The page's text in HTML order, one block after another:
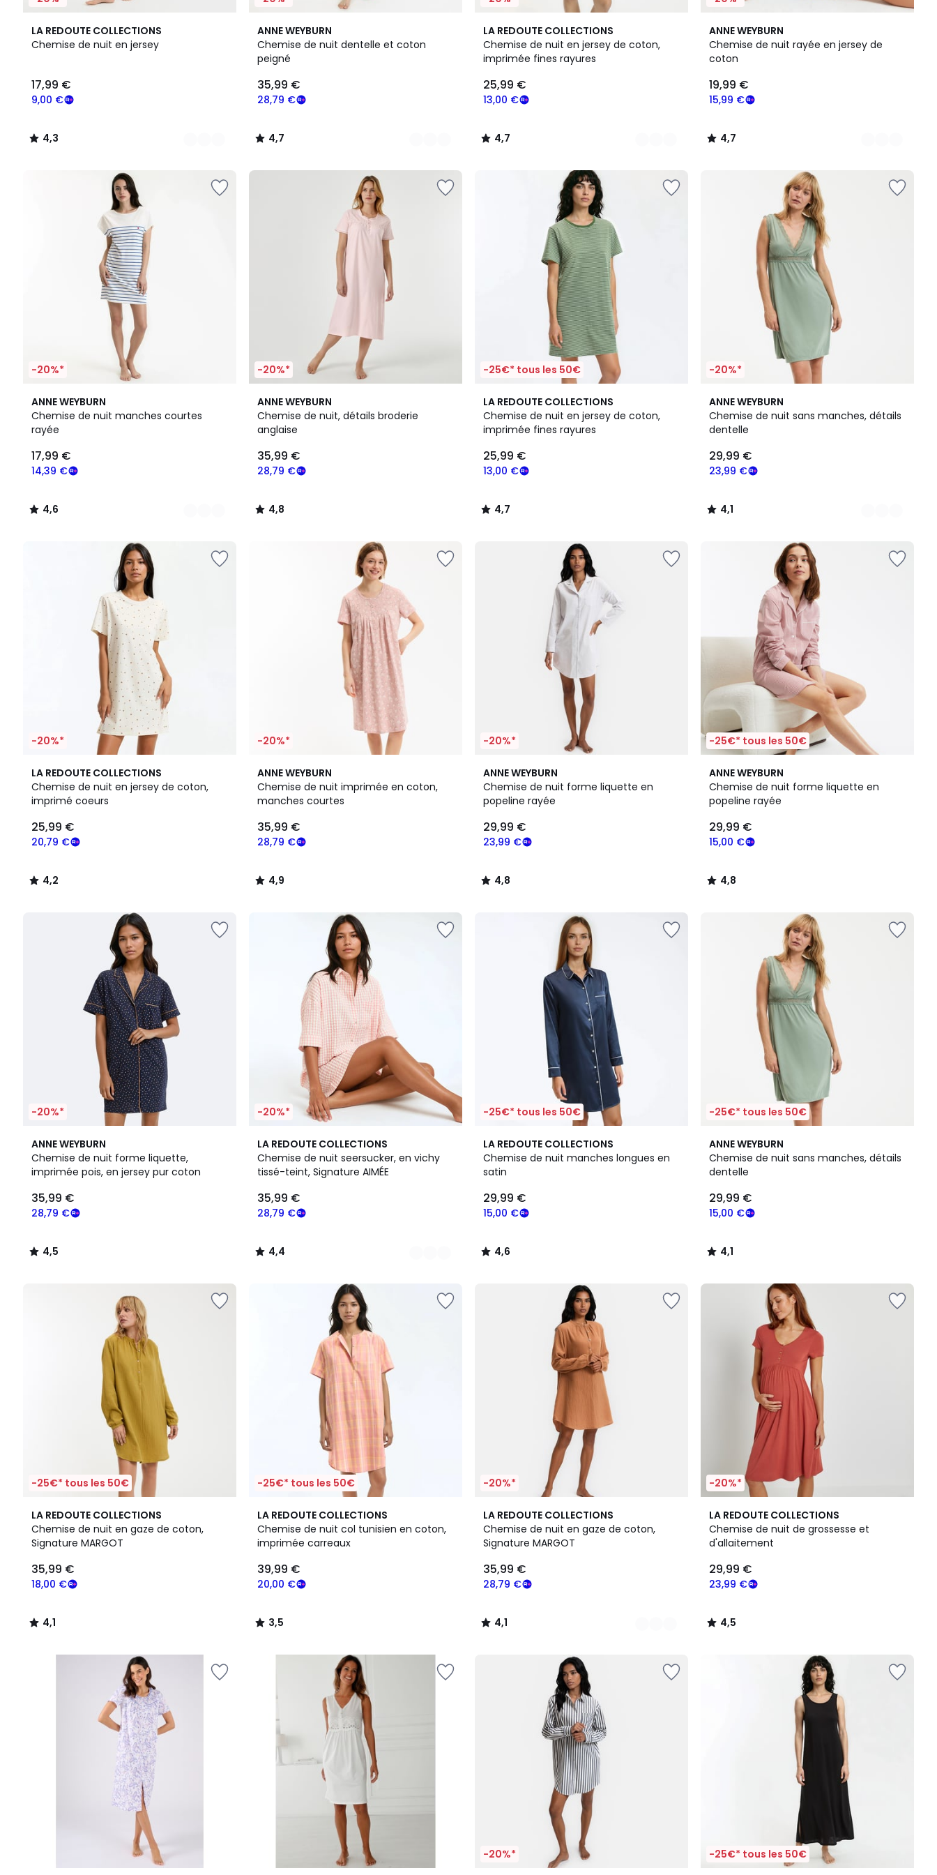
LA REDOUTE COLLECTIONS
Chemise de nuit en jersey
€
souscrivez
programme
9,00 €
17,99 €
4,3
/ 5
2
Couleurs
4,3
/
ANNE WEYBURN
Chemise de nuit dentelle et coton
peigné
28,79 €
35,99 €
4,7
/ 5
2
Couleurs
4,7
/
LA REDOUTE COLLECTIONS
Chemise de nuit en jersey de coton,
imprimée fines rayures
13,00 €
25,99 €
4,7
/ 5
2
Couleurs
4,7
/
ANNE WEYBURN
Chemise de nuit rayée en jersey de
coton
15,99 €
19,99 €
4,7
/ 5
3
Couleurs
4,7
/
-20%*
ANNE WEYBURN
Chemise de nuit manches courtes
rayée
14,39 €
17,99 €
4,6
/ 5
3
Couleurs
4,6
/
-20%*
ANNE WEYBURN
Chemise de nuit, détails broderie
anglaise
28,79 €
35,99 €
4,8
/ 5
4,8
/
-25€* tous les 50€
LA REDOUTE COLLECTIONS
Chemise de nuit en jersey de coton,
imprimée fines rayures
13,00 €
25,99 €
4,7
/ 5
4,7
/
-20%*
ANNE WEYBURN
Chemise de nuit sans manches, détails
dentelle
23,99 €
29,99 €
4,1
/ 5
2
Couleurs
4,1
/
-20%*
LA REDOUTE COLLECTIONS
Chemise de nuit en jersey de coton,
imprimé coeurs
20,79 €
25,99 €
4,2
/ 5
4,2
/
-20%*
ANNE WEYBURN
Chemise de nuit imprimée en coton,
manches courtes
28,79 €
35,99 €
4,9
/ 5
4,9
/
-20%*
ANNE WEYBURN
Chemise de nuit forme liquette en
popeline rayée
23,99 €
29,99 €
4,8
/ 5
4,8
/
-25€* tous les 50€
ANNE WEYBURN
Chemise de nuit forme liquette en
popeline rayée
15,00 €
29,99 €
4,8
/ 5
4,8
/
-20%*
ANNE WEYBURN
Chemise de nuit forme liquette,
imprimée pois, en jersey pur coton
28,79 €
35,99 €
4,5
/ 5
4,5
/
-20%*
LA REDOUTE COLLECTIONS
Chemise de nuit seersucker, en vichy
tissé-teint, Signature AIMÉE
28,79 €
35,99 €
4,4
/ 5
2
Couleurs
4,4
/
-25€* tous les 50€
LA REDOUTE COLLECTIONS
Chemise de nuit manches longues en
satin
15,00 €
29,99 €
4,6
/ 5
4,6
/
-25€* tous les 50€
ANNE WEYBURN
Chemise de nuit sans manches, détails
dentelle
15,00 €
29,99 €
4,1
/ 5
4,1
/
-25€* tous les 50€
LA REDOUTE COLLECTIONS
Chemise de nuit en gaze de coton,
Signature MARGOT
18,00 €
35,99 €
4,1
/ 5
4,1
/
-25€* tous les 50€
LA REDOUTE COLLECTIONS
Chemise de nuit col tunisien en coton,
imprimée carreaux
20,00 €
39,99 €
3,5
/ 5
3,5
/
-20%*
LA REDOUTE COLLECTIONS
Chemise de nuit en gaze de coton,
Signature MARGOT
28,79 €
35,99 €
4,1
/ 5
2
Couleurs
4,1
/
-20%*
LA REDOUTE COLLECTIONS
Chemise de nuit de grossesse et
d'allaitement
23,99 €
29,99 €
4,5
/ 5
4,5
/
-20%* -25€* tous les 50€